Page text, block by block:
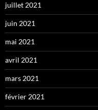
juillet 2021
juin 2021
mai 2021
avril 2021
mars 2021
février 2021